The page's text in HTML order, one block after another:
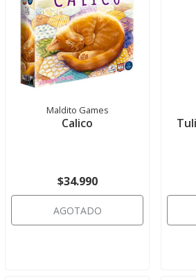
Maldito Games
Calico
$34.990
AGOTADO